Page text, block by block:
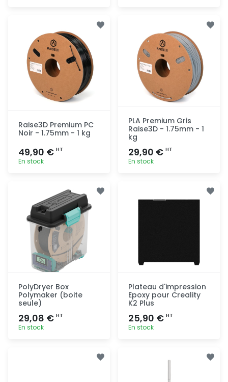
Raise3D Premium PC
Noir - 1.75mm - 1 kg
49,90 € HT
En stock
rapide
PLA Premium Gris
Raise3D - 1.75mm - 1
kg
29,90 € HT
En stock
PolyDryer Box
Polymaker (boite
seule)
29,08 € HT
En stock
Plateau d'impression
Epoxy pour Creality
K2 Plus
25,90 € HT
En stock
rapide